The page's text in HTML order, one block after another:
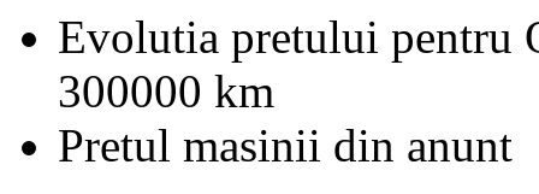
Evolutia pretului pentru
300000 km
Pretul masinii din anunt